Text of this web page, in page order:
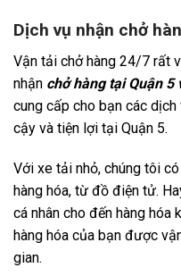
Dịch vụ nhận chở
Vận tải chở hàng 24/7 rất
nhận chở hàng tại Quận 5
cung cấp cho bạn các
cậy và tiện lợi tại Quận 5.
Với xe tải nhỏ, chúng tôi
hàng hóa, từ đồ điện tử.
cá nhân cho đến hàng hóa
hàng hóa của bạn được
gian.